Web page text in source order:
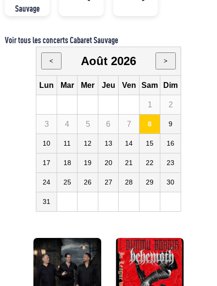
Sauvage
Voir tous les concerts Cabaret Sauvage
< Août 2026 >
Lun Mar Mer Jeu Ven Sam Dim
1 2
3 4 5 6 7 8 9
10 11 12 13 14 15 16
17 18 19 20 21 22 23
24 25 26 27 28 29 30
31